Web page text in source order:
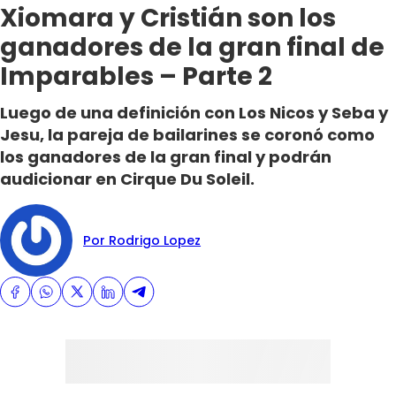
Xiomara y Cristián son los
ganadores de la gran final de
Imparables – Parte 2
Luego de una definición con Los Nicos y Seba y
Jesu, la pareja de bailarines se coronó como
los ganadores de la gran final y podrán
audicionar en Cirque Du Soleil.
Por Rodrigo Lopez
Sabingo
Todos Los Programas